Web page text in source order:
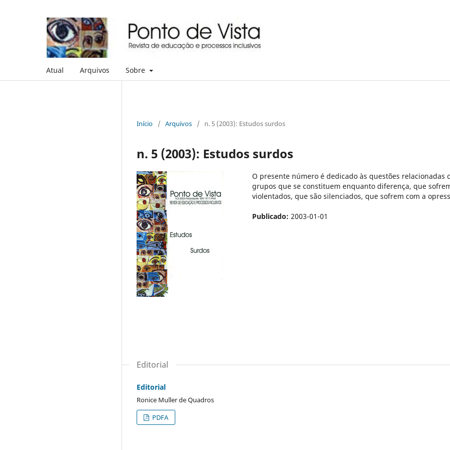
Atual Arquivos Sobre
Início / Arquivos / n. 5 (2003): Estudos surdos
n. 5 (2003): Estudos surdos
O presente número é dedicado às questões relacionadas
grupos que se constituem enquanto diferença, que
violentados, que são silenciados, que sofrem com a
Publicado: 2003-01-01
Editorial
Editorial
Ronice Muller de Quadros
PDFA